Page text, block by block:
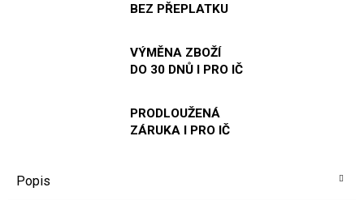
BEZ PŘEPLATKU
VÝMĚNA ZBOŽÍ
DO 30 DNŮ I PRO IČ
PRODLOUŽENÁ
ZÁRUKA I PRO IČ
Popis